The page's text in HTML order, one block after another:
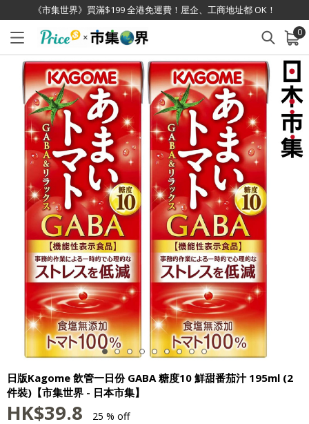
《市集世界》買滿$199 全港免運費！屋企、工商地址都 OK！
0
已加入購物車 查看
日版Kagome 飲管一日份 GABA 糖度10 鮮甜番茄汁 195ml (2
件裝)【市集世界 - 日本市集】
HK$39.8 25 % off